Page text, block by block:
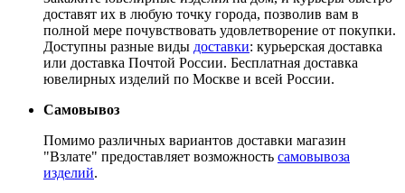
доставят их в любую точку города, позволив вам в
полной мере почувствовать удовлетворение от покупки.
Доступны разные виды доставки: курьерская доставка
или доставка Почтой России. Бесплатная доставка
ювелирных изделий по Москве и всей России.
Самовывоз
Помимо различных вариантов доставки магазин
"Взлате" предоставляет возможность самовывоза
изделий.